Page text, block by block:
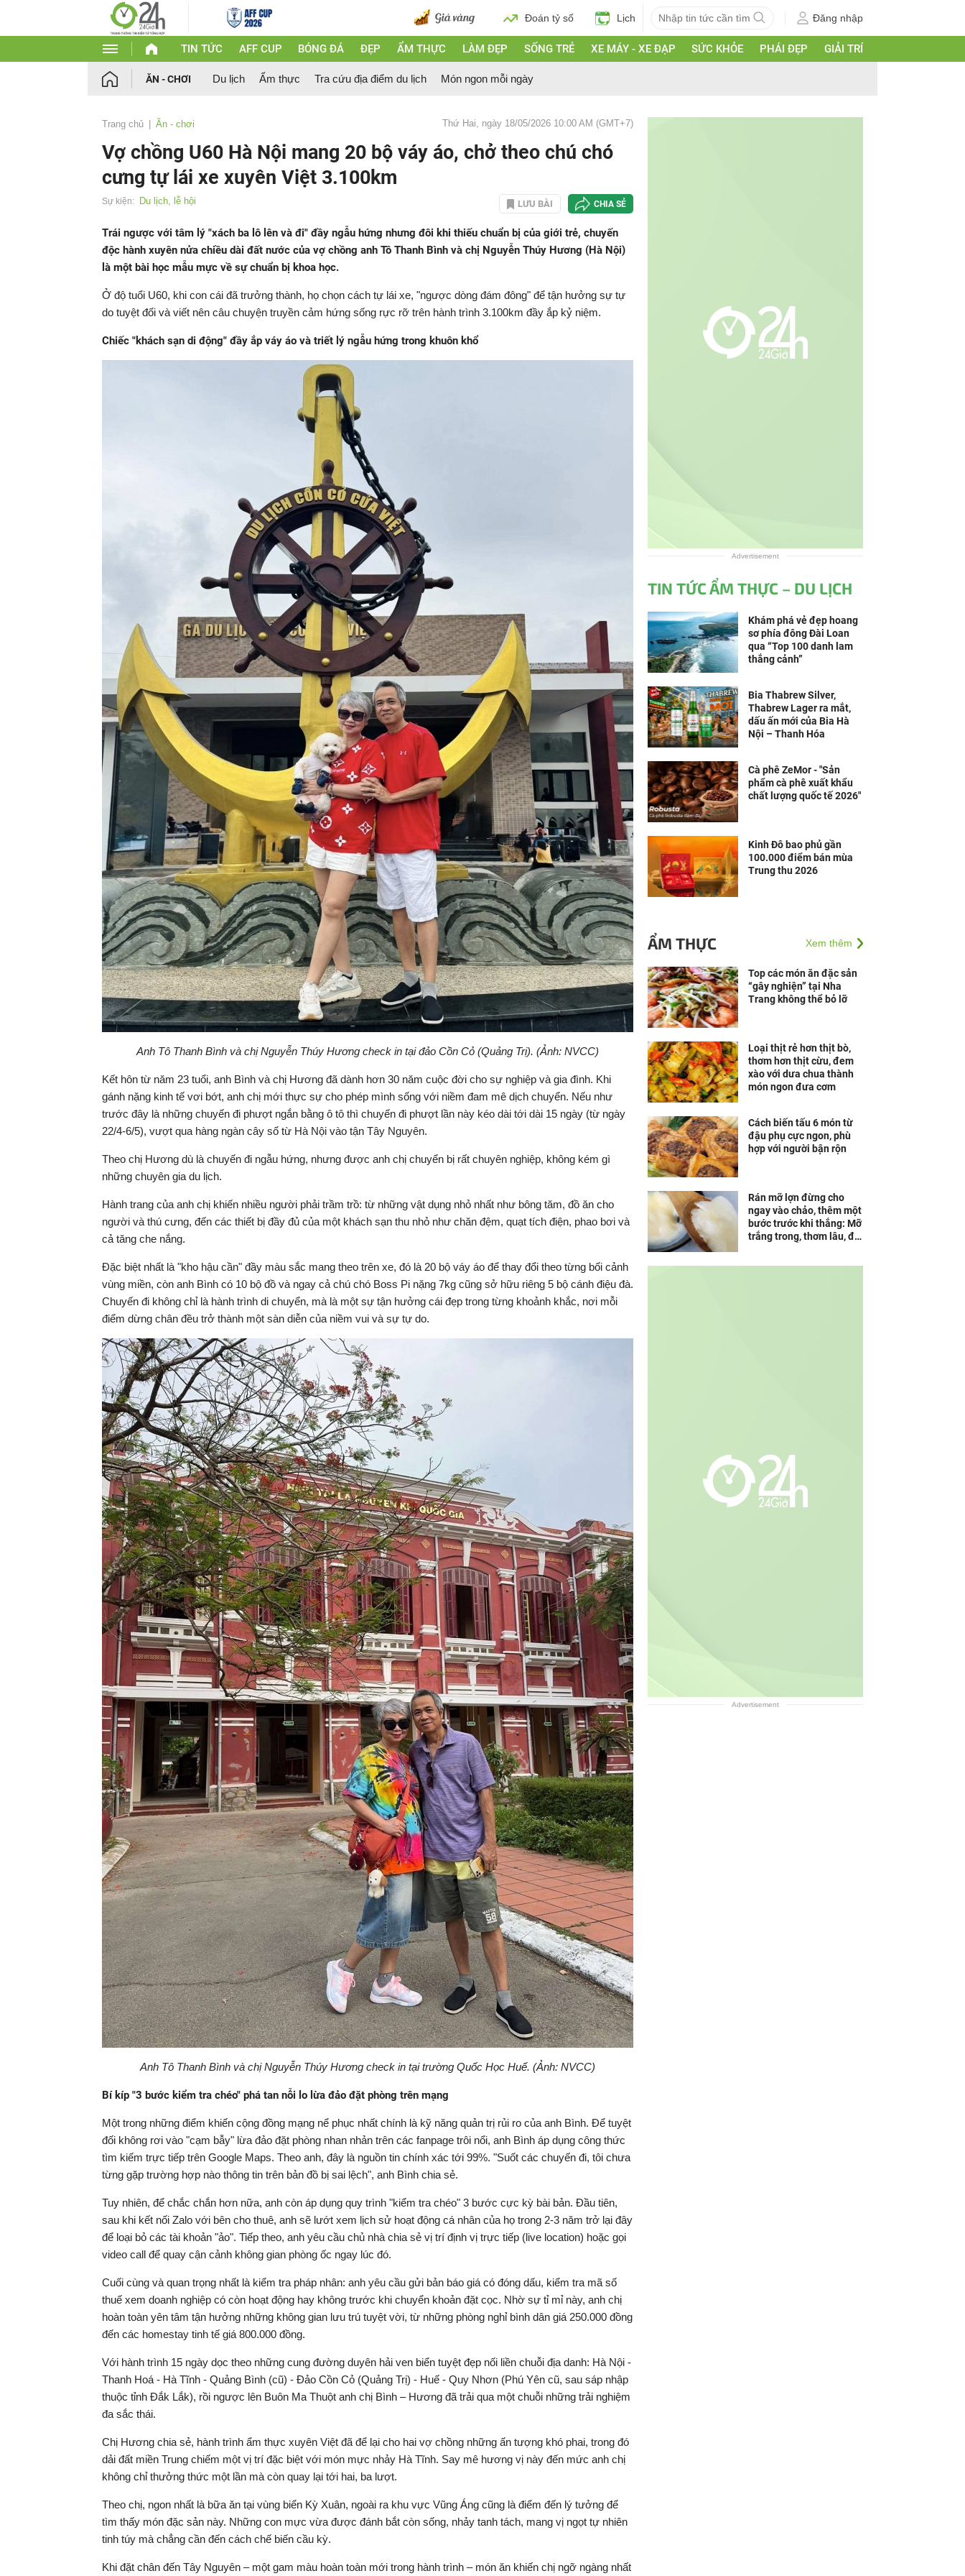
Đoán tỷ số Lịch Đăng nhập
TIN TỨC AFF CUP BÓNG ĐÁ ĐẸP ẨM THỰC LÀM ĐẸP SỐNG TRẺ XE MÁY - XE ĐẠP SỨC KHỎE PHÁI ĐẸP GIẢI TRÍ
ĂN - CHƠI Du lịch Ẩm thực Tra cứu địa điểm du lịch Món ngon mỗi ngày
Trang chủ Ăn - chơi Thứ Hai, ngày 18/05/2026 10:00 AM (GMT+7)
Vợ chồng U60 Hà Nội mang 20 bộ váy áo, chở theo chú chó
cưng tự lái xe xuyên Việt 3.100km
Sự kiện: Du lịch, lễ hội LƯU BÀI CHIA SẺ
Trái ngược với tâm lý "xách ba lô lên và đi" đầy ngẫu hứng nhưng đôi khi thiếu chuẩn bị của giới trẻ, chuyến
độc hành xuyên nửa chiều dài đất nước của vợ chồng anh Tô Thanh Bình và chị Nguyễn Thúy Hương (Hà Nội)
là một bài học mẫu mực về sự chuẩn bị khoa học.
Ở độ tuổi U60, khi con cái đã trưởng thành, họ chọn cách tự lái xe, "ngược dòng đám đông" để tận hưởng sự tự
do tuyệt đối và viết nên câu chuyện truyền cảm hứng sống rực rỡ trên hành trình 3.100km đầy ắp kỷ niệm.
Chiếc "khách sạn di động" đầy ắp váy áo và triết lý ngẫu hứng trong khuôn khổ
Anh Tô Thanh Bình và chị Nguyễn Thúy Hương check in tại đảo Cồn Cỏ (Quảng Trị). (Ảnh: NVCC)
Kết hôn từ năm 23 tuổi, anh Bình và chị Hương đã dành hơn 30 năm cuộc đời cho sự nghiệp và gia đình. Khi
gánh nặng kinh tế vơi bớt, anh chị mới thực sự cho phép mình sống với niềm đam mê dịch chuyển. Nếu như
trước đây là những chuyến đi phượt ngắn bằng ô tô thì chuyến đi phượt lần này kéo dài tới dài 15 ngày (từ ngày
22/4-6/5), vượt qua hàng ngàn cây số từ Hà Nội vào tận Tây Nguyên.
Theo chị Hương dù là chuyến đi ngẫu hứng, nhưng được anh chị chuyển bị rất chuyên nghiệp, không kém gì
những chuyên gia du lịch.
Hành trang của anh chị khiến nhiều người phải trầm trồ: từ những vật dụng nhỏ nhất như bông tăm, đồ ăn cho
người và thú cưng, đến các thiết bị đầy đủ của một khách sạn thu nhỏ như chăn đệm, quạt tích điện, phao bơi và
cả tăng che nắng.
Đặc biệt nhất là "kho hậu cần" đầy màu sắc mang theo trên xe, đó là 20 bộ váy áo để thay đổi theo từng bối cảnh
vùng miền, còn anh Bình có 10 bộ đồ và ngay cả chú chó Boss Pi nặng 7kg cũng sở hữu riêng 5 bộ cánh điệu đà.
Chuyến đi không chỉ là hành trình di chuyển, mà là một sự tận hưởng cái đẹp trong từng khoảnh khắc, nơi mỗi
điểm dừng chân đều trở thành một sàn diễn của niềm vui và sự tự do.
Anh Tô Thanh Bình và chị Nguyễn Thúy Hương check in tại trường Quốc Học Huế. (Ảnh: NVCC)
Bí kíp "3 bước kiểm tra chéo" phá tan nỗi lo lừa đảo đặt phòng trên mạng
Một trong những điểm khiến cộng đồng mạng nể phục nhất chính là kỹ năng quản trị rủi ro của anh Bình. Để tuyệt
đối không rơi vào "cạm bẫy" lừa đảo đặt phòng nhan nhản trên các fanpage trôi nổi, anh Bình áp dụng công thức
tìm kiếm trực tiếp trên Google Maps. Theo anh, đây là nguồn tin chính xác tới 99%. "Suốt các chuyến đi, tôi chưa
từng gặp trường hợp nào thông tin trên bản đồ bị sai lệch", anh Bình chia sẻ.
Tuy nhiên, để chắc chắn hơn nữa, anh còn áp dụng quy trình "kiểm tra chéo" 3 bước cực kỳ bài bản. Đầu tiên,
sau khi kết nối Zalo với bên cho thuê, anh sẽ lướt xem lịch sử hoạt động cá nhân của họ trong 2-3 năm trở lại đây
để loại bỏ các tài khoản "ảo". Tiếp theo, anh yêu cầu chủ nhà chia sẻ vị trí định vị trực tiếp (live location) hoặc gọi
video call để quay cận cảnh không gian phòng ốc ngay lúc đó.
Cuối cùng và quan trọng nhất là kiểm tra pháp nhân: anh yêu cầu gửi bản báo giá có đóng dấu, kiểm tra mã số
thuế xem doanh nghiệp có còn hoạt động hay không trước khi chuyển khoản đặt cọc. Nhờ sự tỉ mỉ này, anh chị
hoàn toàn yên tâm tận hưởng những không gian lưu trú tuyệt vời, từ những phòng nghỉ bình dân giá 250.000 đồng
đến các homestay tinh tế giá 800.000 đồng.
Với hành trình 15 ngày dọc theo những cung đường duyên hải ven biển tuyệt đẹp nối liền chuỗi địa danh: Hà Nội -
Thanh Hoá - Hà Tĩnh - Quảng Bình (cũ) - Đảo Cồn Cỏ (Quảng Trị) - Huế - Quy Nhơn (Phú Yên cũ, sau sáp nhập
thuộc tỉnh Đắk Lắk), rồi ngược lên Buôn Ma Thuột anh chị Bình – Hương đã trải qua một chuỗi những trải nghiệm
đa sắc thái.
Chị Hương chia sẻ, hành trình ẩm thực xuyên Việt đã để lại cho hai vợ chồng những ấn tượng khó phai, trong đó
dải đất miền Trung chiếm một vị trí đặc biệt với món mực nhảy Hà Tĩnh. Say mê hương vị này đến mức anh chị
không chỉ thưởng thức một lần mà còn quay lại tới hai, ba lượt.
Theo chị, ngon nhất là bữa ăn tại vùng biển Kỳ Xuân, ngoài ra khu vực Vũng Áng cũng là điểm đến lý tưởng để
tìm thấy món đặc sản này. Những con mực vừa được đánh bắt còn sống, nhảy tanh tách, mang vị ngọt tự nhiên
tinh túy mà chẳng cần đến cách chế biến cầu kỳ.
Khi đặt chân đến Tây Nguyên – một gam màu hoàn toàn mới trong hành trình – món ăn khiến chị ngỡ ngàng nhất
Advertisement
TIN TỨC ẨM THỰC – DU LỊCH
Khám phá vẻ đẹp hoang
sơ phía đông Đài Loan
qua “Top 100 danh lam
thắng cảnh”
Bia Thabrew Silver,
Thabrew Lager ra mắt,
dấu ấn mới của Bia Hà
Nội – Thanh Hóa
Cà phê ZeMor - "Sản
phẩm cà phê xuất khẩu
chất lượng quốc tế 2026"
Kinh Đô bao phủ gần
100.000 điểm bán mùa
Trung thu 2026
ẨM THỰC Xem thêm
Top các món ăn đặc sản
“gây nghiện” tại Nha
Trang không thể bỏ lỡ
Loại thịt rẻ hơn thịt bò,
thơm hơn thịt cừu, đem
xào với dưa chua thành
món ngon đưa cơm
Cách biến tấu 6 món từ
đậu phụ cực ngon, phù
hợp với người bận rộn
Rán mỡ lợn đừng cho
ngay vào chảo, thêm một
bước trước khi thắng: Mỡ
trắng trong, thơm lâu, để
Advertisement